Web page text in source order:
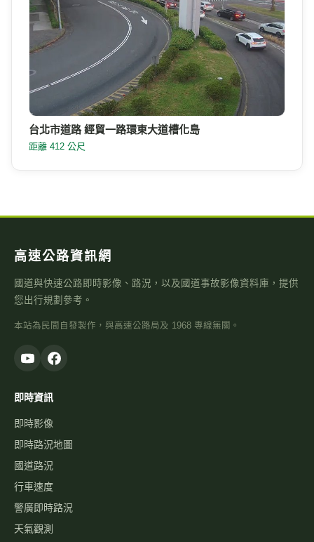
台北市道路 經貿一路環東大道槽化島
距離 412 公尺
高速公路資訊網
國道與快速公路即時影像、路況，以及國道事故影像資料庫，提供
您出行規劃參考。
本站為民間自發製作，與高速公路局及 1968 專線無關。
即時資訊
即時影像
即時路況地圖
國道路況
行車速度
警廣即時路況
天氣觀測